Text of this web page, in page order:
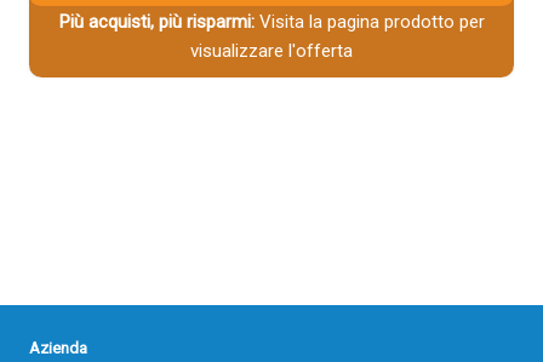
Più acquisti, più risparmi:Visita la pagina prodotto per
visualizzare l'offerta
Azienda